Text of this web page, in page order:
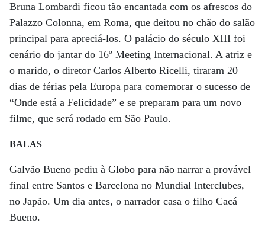
Bruna Lombardi ficou tão encantada com os afrescos do
Palazzo Colonna, em Roma, que deitou no chão do salão
principal para apreciá-los. O palácio do século XIII foi
cenário do jantar do 16º Meeting Internacional. A atriz e
o marido, o diretor Carlos Alberto Ricelli, tiraram 20
dias de férias pela Europa para comemorar o sucesso de
“Onde está a Felicidade” e se preparam para um novo
filme, que será rodado em São Paulo.
BALAS
Galvão Bueno pediu à Globo para não narrar a provável
final entre Santos e Barcelona no Mundial Interclubes,
no Japão. Um dia antes, o narrador casa o filho Cacá
Bueno.